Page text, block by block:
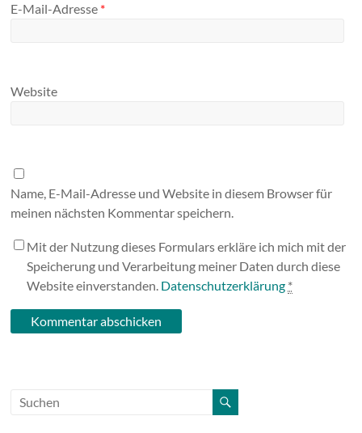
E-Mail-Adresse *
Website
Name, E-Mail-Adresse und Website in diesem Browser für
meinen nächsten Kommentar speichern.
Mit der Nutzung dieses Formulars erkläre ich mich mit der
Speicherung und Verarbeitung meiner Daten durch diese
Website einverstanden. Datenschutzerklärung *